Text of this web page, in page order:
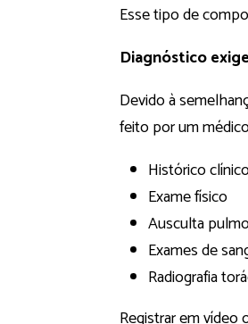
Esse tipo de
Diagnóstico
Devido à
feito por um
Histórico
Exame físico
Ausculta
Exames de
Radiografia
Registrar em vídeo